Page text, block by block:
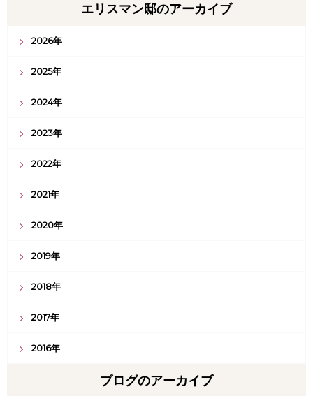
エリスマン邸のアーカイブ
2026年
2025年
2024年
2023年
2022年
2021年
2020年
2019年
2018年
2017年
2016年
ブログのアーカイブ